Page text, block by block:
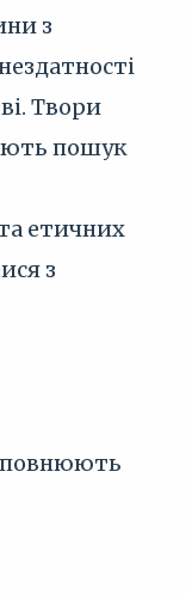
з
Твори
пошук
етичних
з